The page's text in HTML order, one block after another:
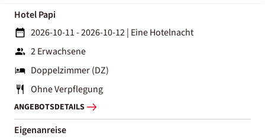
Hotel Papi
2026-10-11 - 2026-10-12| Eine Hotelnacht
2 Erwachsene
Doppelzimmer (DZ)
Ohne Verpflegung
ANGEBOTSDETAILS
Eigenanreise